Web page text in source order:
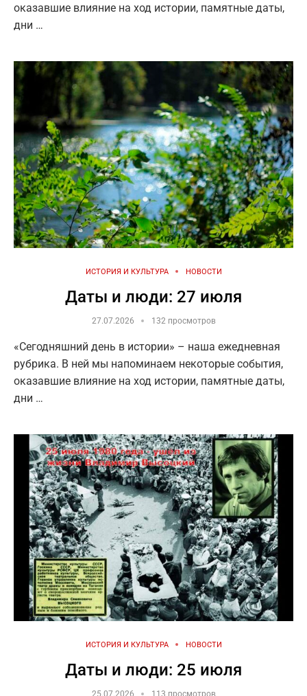
оказавшие влияние на ход истории, памятные даты,
дни …
ИСТОРИЯ И КУЛЬТУРА НОВОСТИ
Даты и люди: 27 июля
27.07.2026 132 просмотров
«Сегодняшний день в истории» – наша ежедневная
рубрика. В ней мы напоминаем некоторые события,
оказавшие влияние на ход истории, памятные даты,
дни …
ИСТОРИЯ И КУЛЬТУРА НОВОСТИ
Даты и люди: 25 июля
25.07.2026 113 просмотров